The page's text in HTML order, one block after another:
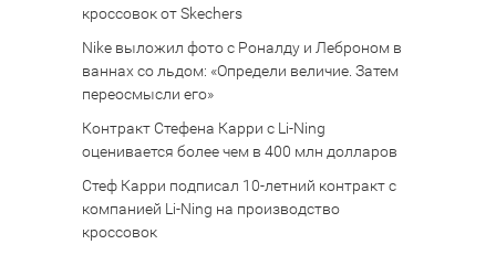
кроссовок от Skechers
Nike выложил фото с Роналду и Леброном в
ваннах со льдом: «Определи величие. Затем
переосмысли его»
Контракт Стефена Карри с Li-Ning
оценивается более чем в 400 млн долларов
Стеф Карри подписал 10-летний контракт с
компанией Li-Ning на производство
кроссовок